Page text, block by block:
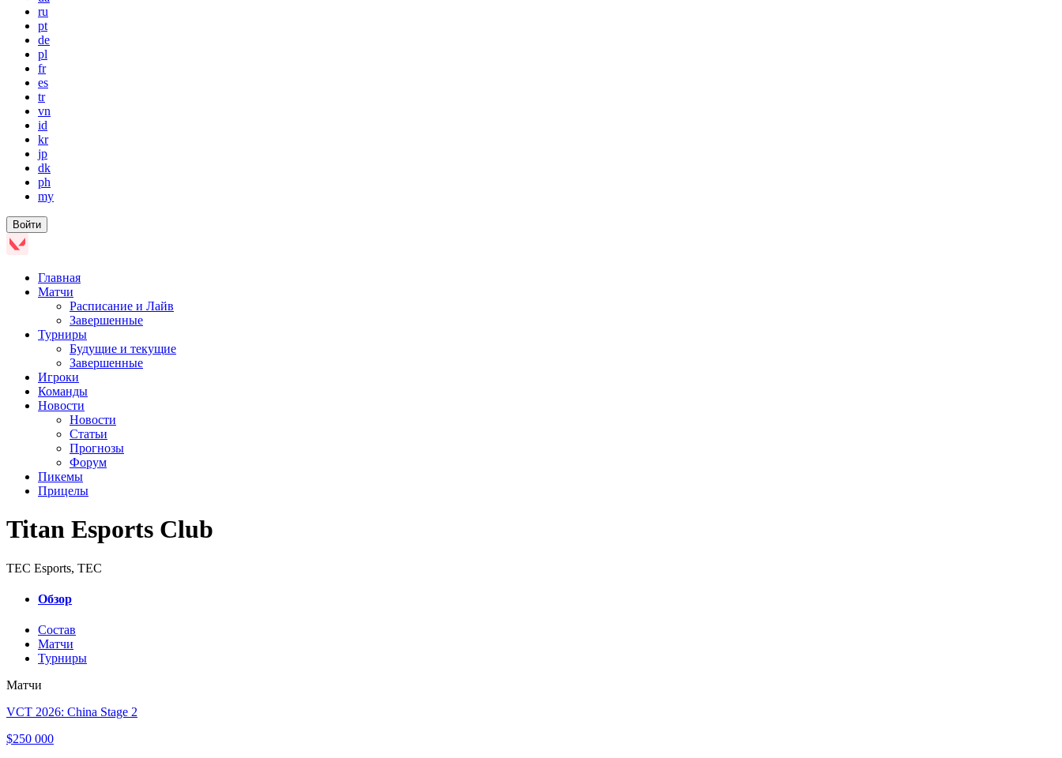
ru
pt
de
pl
fr
es
tr
vn
id
kr
jp
dk
ph
my
Войти
Главная
Матчи
Расписание и Лайв
Завершенные
Турниры
Будущие и текущие
Завершенные
Игроки
Команды
Новости
Новости
Статьи
Прогнозы
Форум
Пикемы
Прицелы
Titan Esports Club
TEC Esports, TEC
Обзор
Состав
Матчи
Турниры
Матчи
VCT 2026: China Stage 2
$250 000